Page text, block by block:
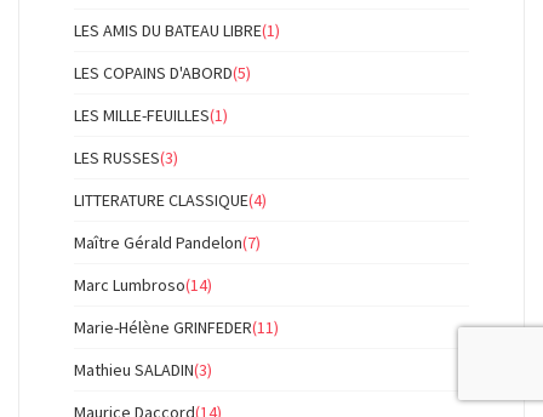
LES AMIS DU BATEAU LIBRE(1)
LES COPAINS D'ABORD(5)
LES MILLE-FEUILLES(1)
LES RUSSES(3)
LITTERATURE CLASSIQUE(4)
Maître Gérald Pandelon(7)
Marc Lumbroso(14)
Marie-Hélène GRINFEDER(11)
Mathieu SALADIN(3)
Maurice Daccord(14)